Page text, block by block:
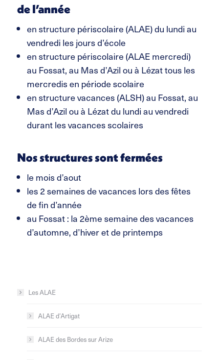
de l’année
en structure périscolaire (ALAE) du lundi au
vendredi les jours d’école
en structure périscolaire (ALAE mercredi)
au Fossat, au Mas d’Azil ou à Lézat tous les
mercredis en période scolaire
en structure vacances (ALSH) au Fossat, au
Mas d’Azil ou à Lézat du lundi au vendredi
durant les vacances scolaires
Nos structures sont fermées
le mois d’aout
les 2 semaines de vacances lors des fêtes
de fin d’année
au Fossat : la 2ème semaine des vacances
d’automne, d’hiver et de printemps
Les ALAE
ALAE d’Artigat
ALAE des Bordes sur Arize